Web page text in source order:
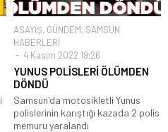
ASAYİŞ, GÜNDEM, SAMSUN
HABERLERİ
4 Kasım 2022 19:26
YUNUS POLİSLERİ ÖLÜMDEN
DÖNDÜ
Samsun'da motosikletli Yunus
polislerinin karıştığı kazada 2 polis
memuru yaralandı